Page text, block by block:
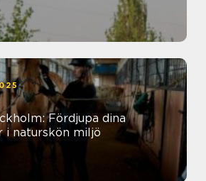
Fördjupa dina
i naturskön miljö